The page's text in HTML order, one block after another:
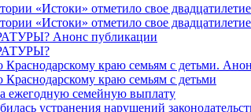
«Истоки» отметило свое
«Истоки» отметило свое
Анонс публикации
краю семьям с детьми.
краю семьям с детьми
ежегодную семейную выплату
устранения нарушений